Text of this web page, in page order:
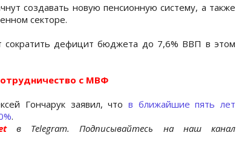
создавать новую пенсионную систему, а также
секторе.
сократить дефицит бюджета до 7,6% ВВП в этом
с МВФ
Гончарук заявил, что в ближайшие пять лет
.
в Telegram. Подписывайтесь на наш канал